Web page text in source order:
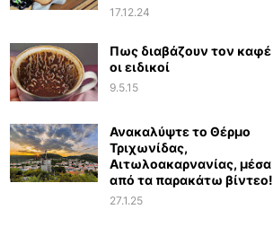
17.12.24
Πως διαβάζουν τον καφέ
οι ειδικοί
9.5.15
Ανακαλύψτε το Θέρμο
Τριχωνίδας,
Αιτωλοακαρνανίας, μέσα
από τα παρακάτω βίντεο!
27.1.25